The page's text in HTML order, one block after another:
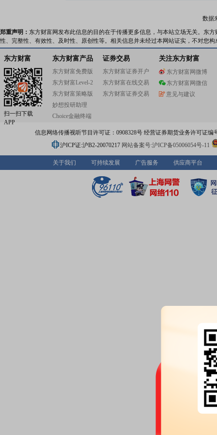
数据
郑重声明： 东方财富网发布此信息的目的在于传播更多信息，与本站立场无关。东
性、完整性、有效性、及时性、原创性等。相关信息并未经过本网站证实，不对您
东方财富
扫一扫下载
APP
东方财富产品
东方财富免费版
东方财富Level-2
东方财富策略版
妙想投研助理
Choice金融终端
证券交易
东方财富证券开户
东方财富在线交易
东方财富证券交易
关注东方财富
东方财富网微博
东方财富网微信
意见与建议
信息网络传播视听节目许可证：0908328号 经营证券期货业务许可证编
沪ICP证:沪B2-20070217 网站备案号:沪ICP备05006054号-11
关于我们 可持续发展 广告服务 供应商平台